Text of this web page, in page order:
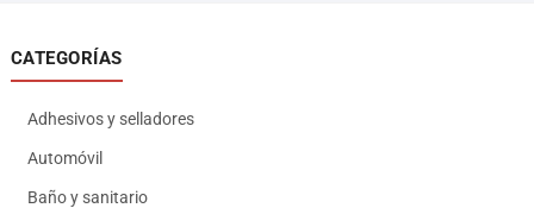
CATEGORÍAS
Adhesivos y selladores
Automóvil
Baño y sanitario